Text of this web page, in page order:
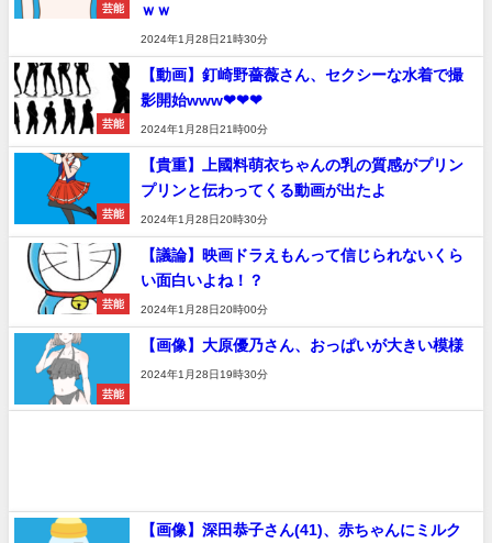
芸能
ｗｗ
2024年1月28日21時30分
芸能
【動画】釘崎野薔薇さん、セクシーな水着で撮
影開始www❤❤❤
2024年1月28日21時00分
芸能
【貴重】上國料萌衣ちゃんの乳の質感がプリン
プリンと伝わってくる動画が出たよ
2024年1月28日20時30分
芸能
【議論】映画ドラえもんって信じられないくら
い面白いよね！？
2024年1月28日20時00分
芸能
【画像】大原優乃さん、おっぱいが大きい模様
2024年1月28日19時30分
【画像】深田恭子さん(41)、赤ちゃんにミルク